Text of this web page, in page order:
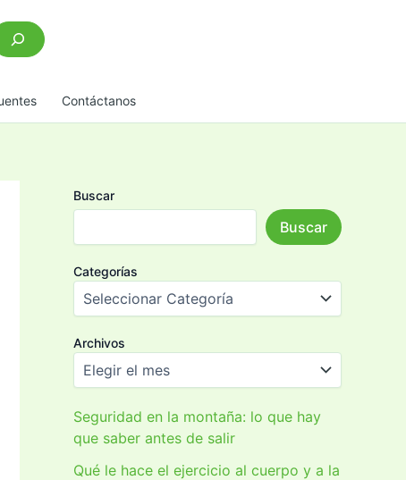
Contáctanos
Buscar
Buscar
Categorías
Archivos
Seguridad en la montaña: lo que hay
que saber antes de salir
Qué le hace el ejercicio al cuerpo y a la